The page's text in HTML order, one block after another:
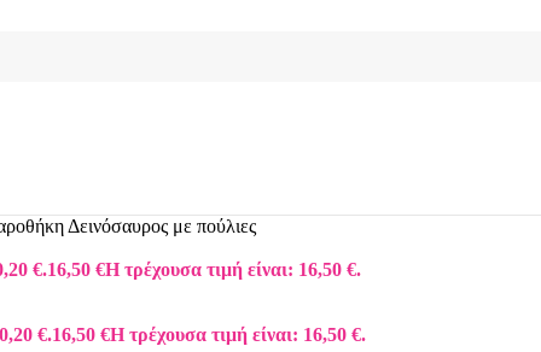
Δεινόσαυρος με πούλιες
€.16,50 €Η τρέχουσα τιμή είναι: 16,50 €.
€.16,50 €Η τρέχουσα τιμή είναι: 16,50 €.